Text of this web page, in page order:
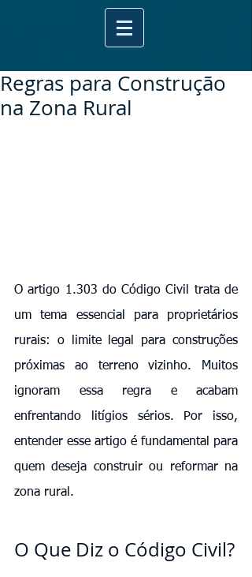
Regras para Construção
na Zona Rural
O artigo 1.303 do Código Civil trata de
um tema essencial para proprietários
rurais: o limite legal para construções
próximas ao terreno vizinho. Muitos
ignoram essa regra e acabam
enfrentando litígios sérios. Por isso,
entender esse artigo é fundamental para
quem deseja construir ou reformar na
zona rural.
O Que Diz o Código Civil?